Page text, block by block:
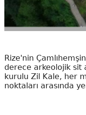
Rize'nin
derece arkeolojik sit
kurulu Zil Kale, her
noktaları arasında